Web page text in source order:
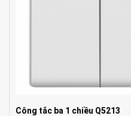
Công tắc ba 1 chiều Q5213